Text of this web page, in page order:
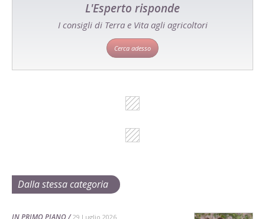
L'Esperto risponde
I consigli di Terra e Vita agli agricoltori
Cerca adesso
Dalla stessa categoria
29 Luglio 2026